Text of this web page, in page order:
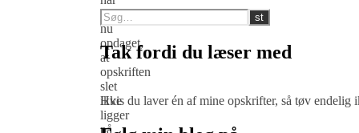
først
nu
opdaget,
at
opskriften
slet
ikke
ligger
på
Tak fordi du læser med
Hvis du laver én af mine opskrifter, så tøv endelig